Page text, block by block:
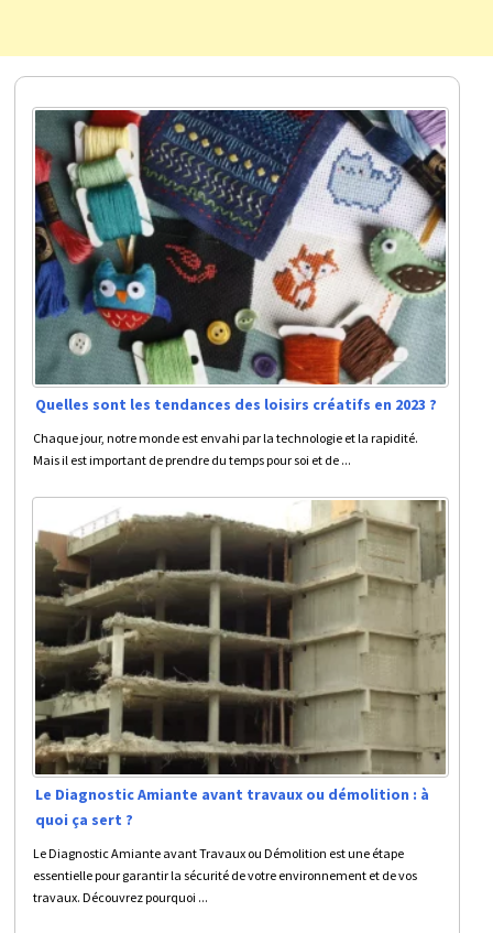
Quelles sont les tendances des loisirs créatifs en 2023 ?
Chaque jour, notre monde est envahi par la technologie et la rapidité.
Mais il est important de prendre du temps pour soi et de ...
Le Diagnostic Amiante avant travaux ou démolition : à
quoi ça sert ?
Le Diagnostic Amiante avant Travaux ou Démolition est une étape
essentielle pour garantir la sécurité de votre environnement et de vos
travaux. Découvrez pourquoi ...